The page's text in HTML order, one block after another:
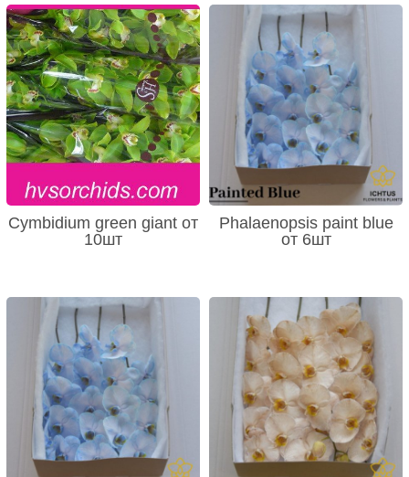
Cymbidium green giant от
10шт
Phalaenopsis paint blue
от 6шт